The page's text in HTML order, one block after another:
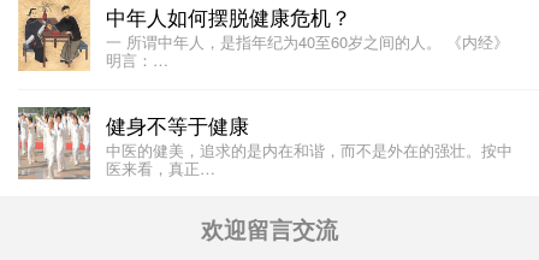
中年人如何摆脱健康危机？
一 所谓中年人，是指年纪为40至60岁之间的人。 《内经》
明言：…
健身不等于健康
中医的健美，追求的是内在和谐，而不是外在的强壮。按中
医来看，真正…
欢迎留言交流